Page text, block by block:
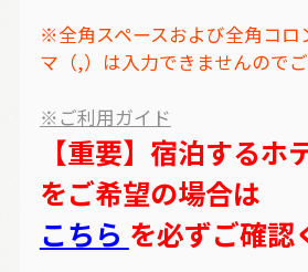
※全角スペースおよび全角コロ
マ（,）は入力できませんのでご
※ご利用ガイド
【重要】宿泊するホ
をご希望の場合は
こちら を必ずご確認